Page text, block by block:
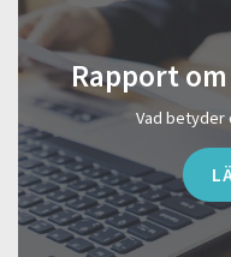
Rapport
Vad betyder